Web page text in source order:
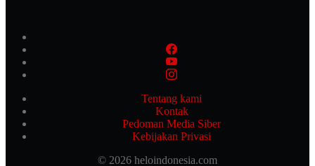
Tentang kami
Kontak
Pedoman Media Siber
Kebijakan Privasi
© 2026 heloindonesia.com